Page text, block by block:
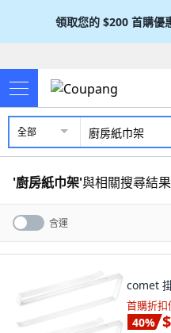
領取您的 $200 首購優
全部
'廚房紙巾架'與相關搜尋結果
含運
comet
首購折扣
40%